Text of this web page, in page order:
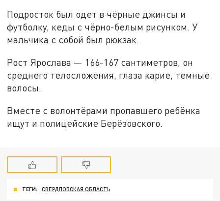
Подросток был одет в чёрные джинсы и
футболку, кеды с чёрно-белым рисунком. У
мальчика с собой был рюкзак.
Рост Ярослава — 166-167 сантиметров, он
среднего телосложения, глаза карие, тёмные
волосы.
Вместе с волонтёрами пропавшего ребёнка
ищут и полицейские Берёзовского.
ТЕГИ: СВЕРДЛОВСКАЯ ОБЛАСТЬ